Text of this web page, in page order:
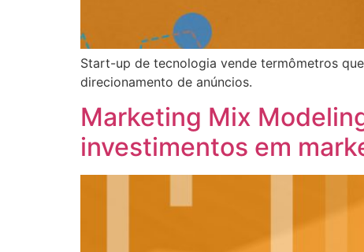
Start-up de tecnologia vende termômetros
direcionamento de anúncios.
Marketing Mix
investimentos em